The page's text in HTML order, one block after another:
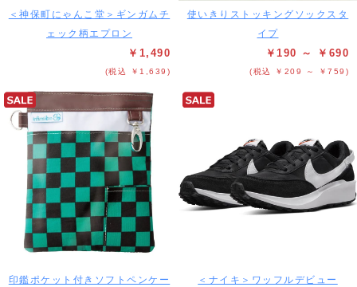
＜神保町にゃんこ堂＞ギンガムチ
ェック柄エプロン
￥1,490
(税込 ￥1,639)
使いきりストッキングソックスタ
イプ
￥190 ～ ￥690
(税込 ￥209 ～ ￥759)
印鑑ポケット付きソフトペンケー
＜ナイキ＞ワッフルデビュー